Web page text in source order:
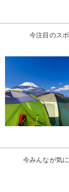
今注目のス
今みんなが気